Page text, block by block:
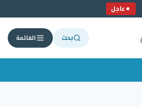
عاجل
بحث القائمة